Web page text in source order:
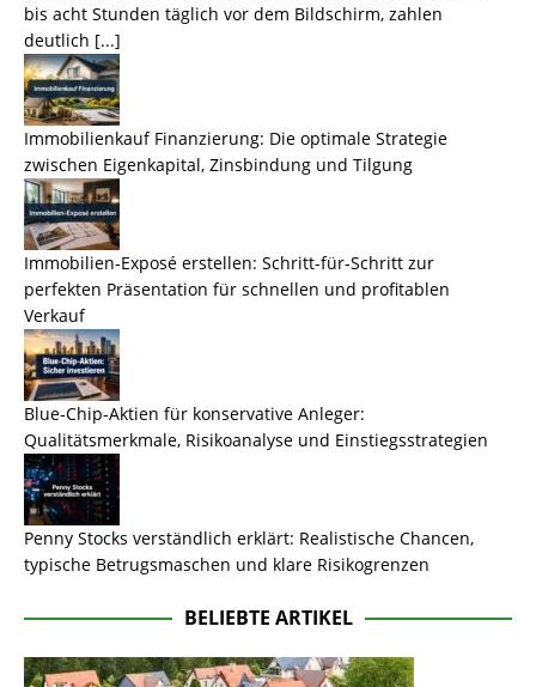
bis acht Stunden täglich vor dem Bildschirm, zahlen
deutlich [...]
Immobilienkauf Finanzierung: Die optimale Strategie
zwischen Eigenkapital, Zinsbindung und Tilgung
Immobilien-Exposé erstellen: Schritt-für-Schritt zur
perfekten Präsentation für schnellen und profitablen
Verkauf
Blue-Chip-Aktien für konservative Anleger:
Qualitätsmerkmale, Risikoanalyse und Einstiegsstrategien
Penny Stocks verständlich erklärt: Realistische Chancen,
typische Betrugsmaschen und klare Risikogrenzen
BELIEBTE ARTIKEL